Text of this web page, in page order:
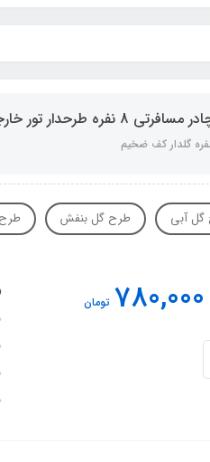
تور خارجی کف ضخیم
گلدار کف ضخیم
آبی طرح گل بنفش
780,000 تومان